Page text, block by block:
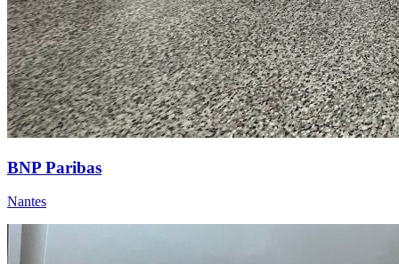
BNP Paribas
Nantes